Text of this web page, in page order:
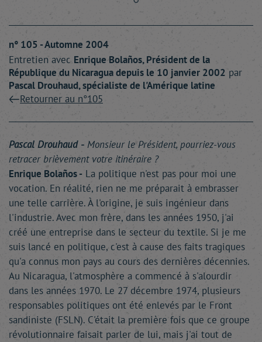
n° 105 - Automne 2004
Entretien avec Enrique Bolaños, Président de la
République du Nicaragua depuis le 10 janvier 2002 par
Pascal Drouhaud, spécialiste de l'Amérique latine
Retourner au n°105
Pascal Drouhaud - Monsieur le Président, pourriez-vous
retracer brièvement votre itinéraire ?
Enrique Bolaños - La politique n'est pas pour moi une
vocation. En réalité, rien ne me préparait à embrasser
une telle carrière. À l'origine, je suis ingénieur dans
l'industrie. Avec mon frère, dans les années 1950, j'ai
créé une entreprise dans le secteur du textile. Si je me
suis lancé en politique, c'est à cause des faits tragiques
qu'a connus mon pays au cours des dernières décennies.
Au Nicaragua, l'atmosphère a commencé à s'alourdir
dans les années 1970. Le 27 décembre 1974, plusieurs
responsables politiques ont été enlevés par le Front
sandiniste (FSLN). C'était la première fois que ce groupe
révolutionnaire faisait parler de lui, mais j'ai tout de